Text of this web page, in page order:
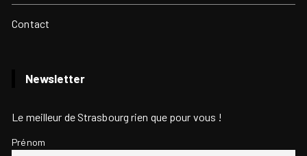
Contact
Newsletter
Le meilleur de Strasbourg rien que pour vous !
Prénom